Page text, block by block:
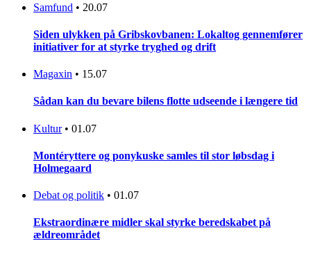
Samfund • 20.07
Siden ulykken på Gribskovbanen: Lokaltog gennemfører
initiativer for at styrke tryghed og drift
Magaxin • 15.07
Sådan kan du bevare bilens flotte udseende i længere tid
Kultur • 01.07
Montéryttere og ponykuske samles til stor løbsdag i
Holmegaard
Debat og politik • 01.07
Ekstraordinære midler skal styrke beredskabet på
ældreområdet